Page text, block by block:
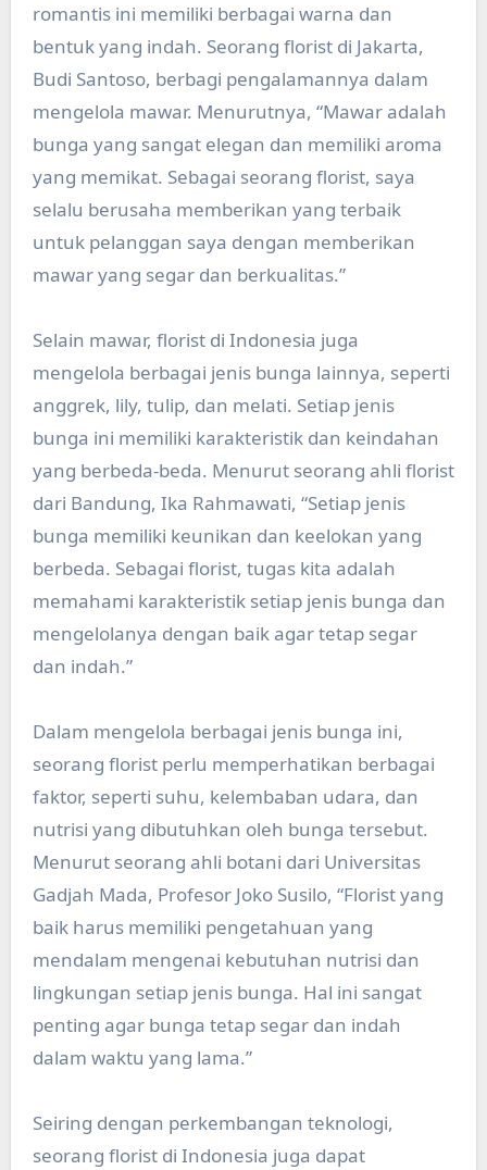
romantis ini memiliki berbagai warna dan
bentuk yang indah. Seorang florist di Jakarta,
Budi Santoso, berbagi pengalamannya dalam
mengelola mawar. Menurutnya, “Mawar adalah
bunga yang sangat elegan dan memiliki aroma
yang memikat. Sebagai seorang florist, saya
selalu berusaha memberikan yang terbaik
untuk pelanggan saya dengan memberikan
mawar yang segar dan berkualitas.”
Selain mawar, florist di Indonesia juga
mengelola berbagai jenis bunga lainnya, seperti
anggrek, lily, tulip, dan melati. Setiap jenis
bunga ini memiliki karakteristik dan keindahan
yang berbeda-beda. Menurut seorang ahli florist
dari Bandung, Ika Rahmawati, “Setiap jenis
bunga memiliki keunikan dan keelokan yang
berbeda. Sebagai florist, tugas kita adalah
memahami karakteristik setiap jenis bunga dan
mengelolanya dengan baik agar tetap segar
dan indah.”
Dalam mengelola berbagai jenis bunga ini,
seorang florist perlu memperhatikan berbagai
faktor, seperti suhu, kelembaban udara, dan
nutrisi yang dibutuhkan oleh bunga tersebut.
Menurut seorang ahli botani dari Universitas
Gadjah Mada, Profesor Joko Susilo, “Florist yang
baik harus memiliki pengetahuan yang
mendalam mengenai kebutuhan nutrisi dan
lingkungan setiap jenis bunga. Hal ini sangat
penting agar bunga tetap segar dan indah
dalam waktu yang lama.”
Seiring dengan perkembangan teknologi,
seorang florist di Indonesia juga dapat